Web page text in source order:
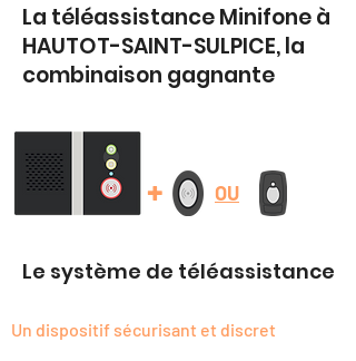
La téléassistance Minifone à
HAUTOT-SAINT-SULPICE, la
combinaison gagnante
+ OU
Le système de téléassistance
Un dispositif sécurisant et discret